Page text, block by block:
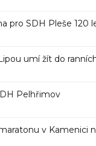
pro SDH Pleše 120
umí žít do
Pelhřimov
v Kamenici